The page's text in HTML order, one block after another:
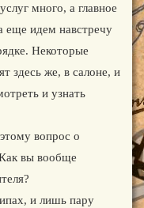
много, а главное
идем навстречу
Некоторые
здесь же, в салоне, и
и узнать
вопрос о
вы вообще
и лишь пару